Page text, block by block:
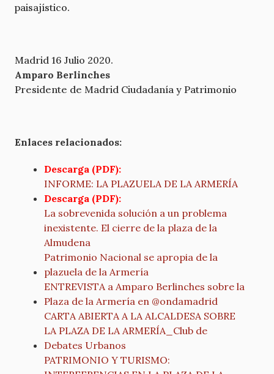
paisajístico.
Madrid 16 Julio 2020.
Amparo Berlinches
Presidente de Madrid Ciudadanía y Patrimonio
Enlaces relacionados:
Descarga (PDF):
INFORME: LA PLAZUELA DE LA ARMERÍA
Descarga (PDF):
La sobrevenida solución a un problema
inexistente. El cierre de la plaza de la
Almudena
Patrimonio Nacional se apropia de la
plazuela de la Armería
ENTREVISTA a Amparo Berlinches sobre la
Plaza de la Armería en @ondamadrid
CARTA ABIERTA A LA ALCALDESA SOBRE
LA PLAZA DE LA ARMERÍA_Club de
Debates Urbanos
PATRIMONIO Y TURISMO: